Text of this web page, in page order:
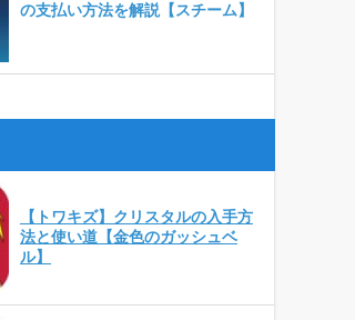
の支払い方法を解説【スチーム】
【トワキズ】クリスタルの入手方
法と使い道【金色のガッシュベ
ル】